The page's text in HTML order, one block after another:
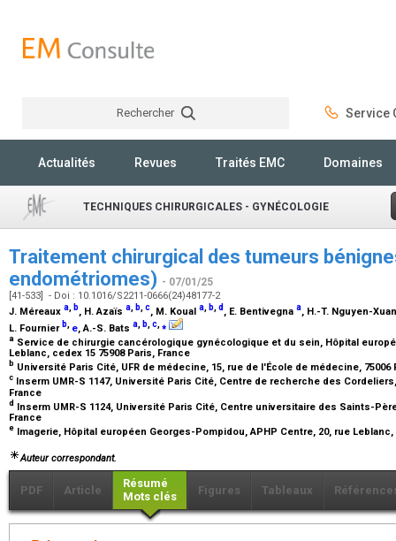
Rechercher Service
Actualités Revues Traités EMC Domaines
TECHNIQUES CHIRURGICALES - GYNÉCOLOGIE
Traitement chirurgical des tumeurs
endométriomes) - 07/01/25
[41-533] - Doi : 10.1016/S2211-0666(24)48177-2
J. Méreaux a b, H. Azaïs a b c, M. Koual a b d , E. Bentivegna a, H.-T. Nguyen-
L. Fournier b e, A.-S. Bats a b c ⁎
a Service de chirurgie cancérologique gynécologique et du sein, Hôpital
Leblanc, cedex 15 75908 Paris, France
b Université Paris Cité, UFR de médecine, 15, rue de l'École de médecine, 75006
c Inserm UMR-S 1147, Université Paris Cité, Centre de recherche des
France
d Inserm UMR-S 1124, Université Paris Cité, Centre universitaire des Saints-
France
e Imagerie, Hôpital européen Georges-Pompidou, APHP Centre, 20, rue
Auteur correspondant.
PDF Article
Résumé
Mots clés
Figures Tableaux